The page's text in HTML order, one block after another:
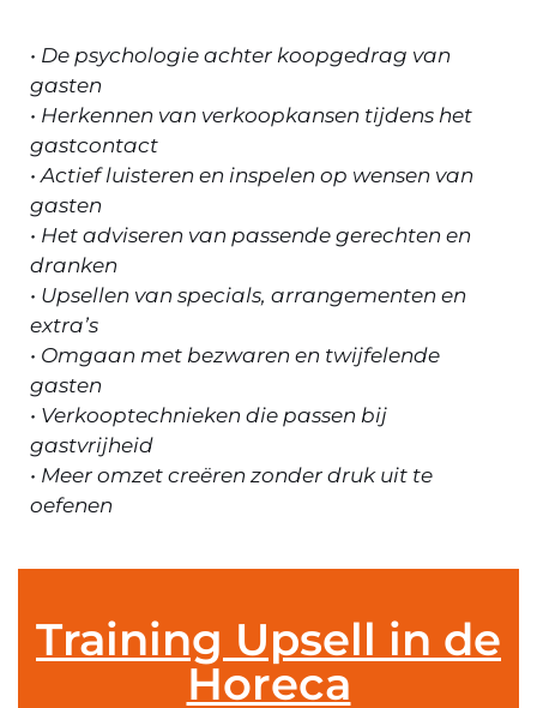
• De psychologie achter koopgedrag van
gasten
• Herkennen van verkoopkansen tijdens het
gastcontact
• Actief luisteren en inspelen op wensen van
gasten
• Het adviseren van passende gerechten en
dranken
• Upsellen van specials, arrangementen en
extra’s
• Omgaan met bezwaren en twijfelende
gasten
• Verkooptechnieken die passen bij
gastvrijheid
• Meer omzet creëren zonder druk uit te
oefenen
Training Upsell in de
Horeca